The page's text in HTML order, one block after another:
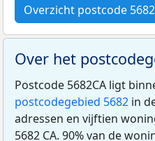
Overzicht postcode 5682
Over het
Postcode 5682CA ligt
postcodegebied 5682 in
adressen en vijftien
5682 CA. 90% van de